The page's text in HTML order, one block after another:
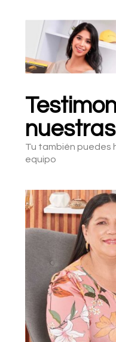
Tu también puedes
equipo